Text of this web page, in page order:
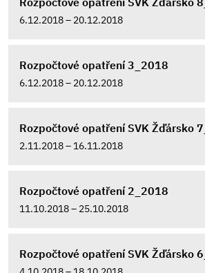
6.12.2018 – 20.12.2018
Rozpočtové opatření 3_2018
6.12.2018 – 20.12.2018
Rozpočtové opatření SVK Žďársko
2.11.2018 – 16.11.2018
Rozpočtové opatření 2_2018
11.10.2018 – 25.10.2018
Rozpočtové opatření SVK Žďársko